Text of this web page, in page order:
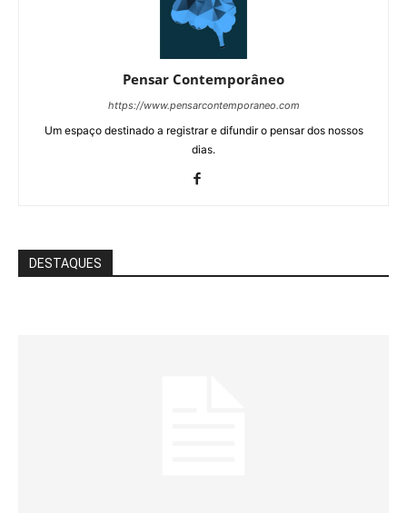
Pensar Contemporâneo
https://www.pensarcontemporaneo.com
Um espaço destinado a registrar e difundir o pensar dos nossos
dias.
DESTAQUES